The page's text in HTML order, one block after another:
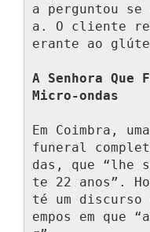
a perguntou
a. O cliente
erante ao
A Senhora Que
Micro-ondas
Em Coimbra,
funeral
das, que “lhe
te 22 anos”.
té um discurso
empos em que